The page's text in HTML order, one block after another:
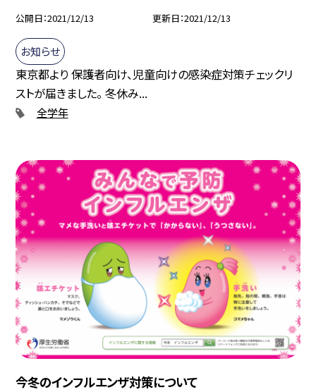
公開日 2021/12/13 更新日 2021/12/13
お知らせ
東京都より 保護者向け、児童向けの感染症対策チェックリ
ストが届きました。 冬休み...
全学年
今冬のインフルエンザ対策について